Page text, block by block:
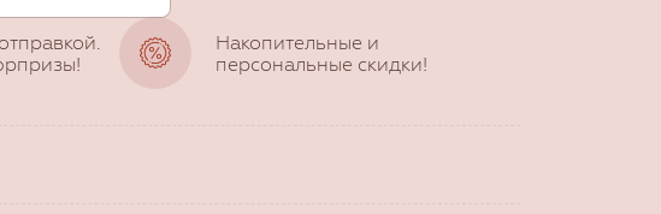
Накопительные и
персональные скидки!